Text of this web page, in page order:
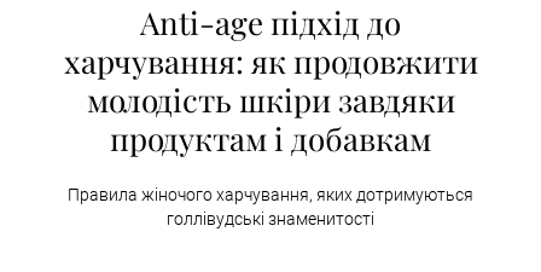
Anti-age підхід до
харчування: як продовжити
молодість шкіри завдяки
продуктам і добавкам
Правила жіночого харчування, яких дотримуються
голлівудські знаменитості